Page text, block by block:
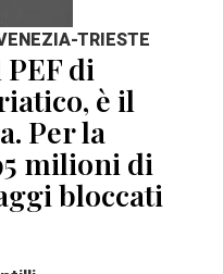
TRIESTE
di
è il
Per la
milioni di
bloccati